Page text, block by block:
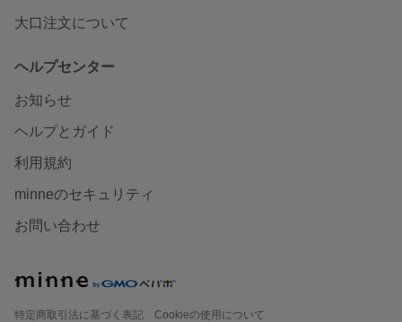
大口注文について
ヘルプセンター
お知らせ
ヘルプとガイド
利用規約
minneのセキュリティ
お問い合わせ
特定商取引法に基づく表記
Cookieの使用について